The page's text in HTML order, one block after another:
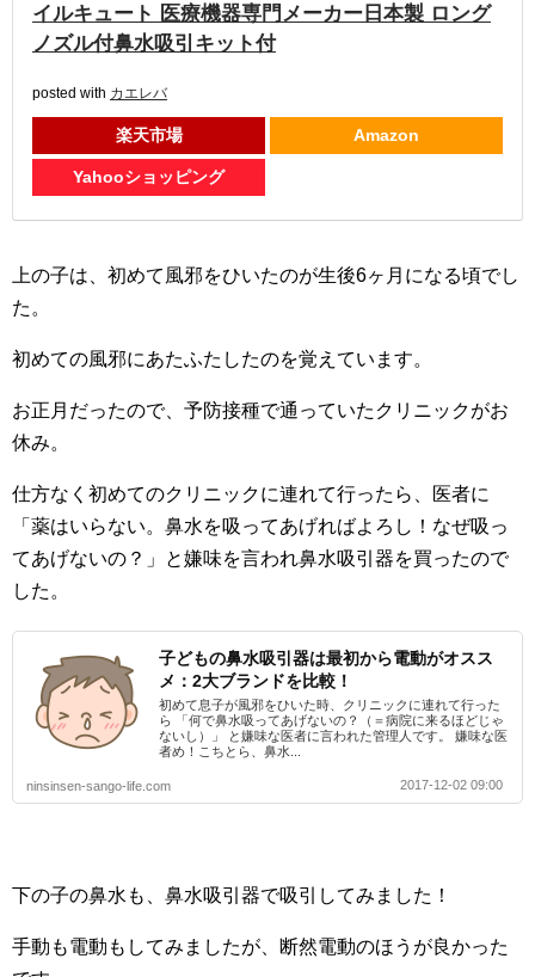
イルキュート 医療機器専門メーカー日本製 ロング
ノズル付鼻水吸引キット付
posted with カエレバ
楽天市場 Amazon
Yahooショッピング
上の子は、初めて風邪をひいたのが生後6ヶ月になる頃でし
た。
初めての風邪にあたふたしたのを覚えています。
お正月だったので、予防接種で通っていたクリニックがお
休み。
仕方なく初めてのクリニックに連れて行ったら、医者に
「薬はいらない。鼻水を吸ってあげればよろし！なぜ吸っ
てあげないの？」と嫌味を言われ鼻水吸引器を買ったので
した。
子どもの鼻水吸引器は最初から電動がオスス
メ：2大ブランドを比較！
初めて息子が風邪をひいた時、クリニックに連れて行った
ら 「何で鼻水吸ってあげないの？（＝病院に来るほどじゃ
ないし）」 と嫌味な医者に言われた管理人です。 嫌味な医
者め！こちとら、鼻水...
ninsinsen-sango-life.com 2017-12-02 09:00
下の子の鼻水も、鼻水吸引器で吸引してみました！
手動も電動もしてみましたが、断然電動のほうが良かった